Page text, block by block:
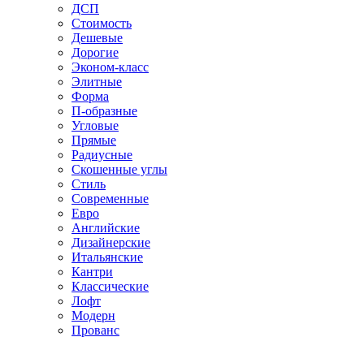
ДСП
Стоимость
Дешевые
Дорогие
Эконом-класс
Элитные
Форма
П-образные
Угловые
Прямые
Радиусные
Скошенные углы
Стиль
Современные
Евро
Английские
Дизайнерские
Итальянские
Кантри
Классические
Лофт
Модерн
Прованс